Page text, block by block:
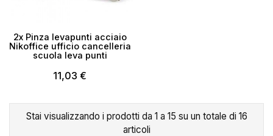
2x Pinza levapunti acciaio
Nikoffice ufficio cancelleria
scuola leva punti
11,03 €
Stai visualizzando i prodotti da 1 a 15 su un totale di 16
articoli